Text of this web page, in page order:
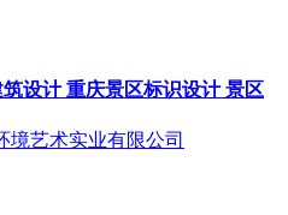
设计 重庆景区标识设计 景区
境艺术实业有限公司